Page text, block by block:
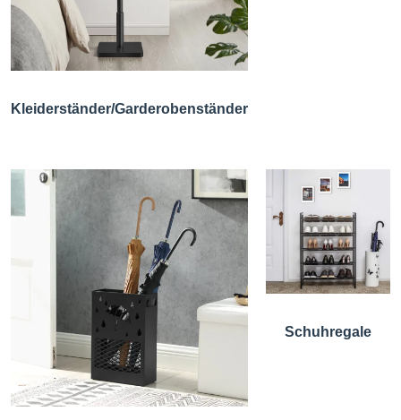
Kleiderständer/Garderobenständer
Schuhregale